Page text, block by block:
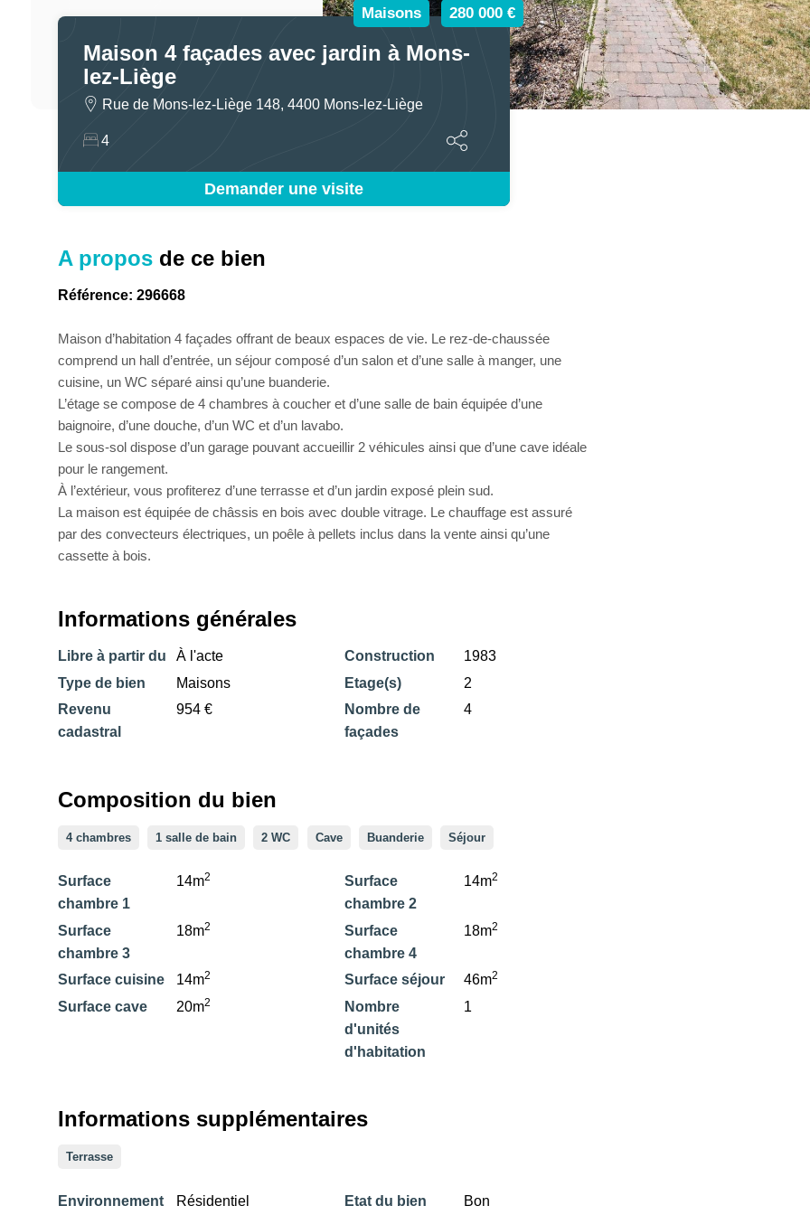
Maisons 280 000 €
Maison 4 façades avec jardin à Mons-
lez-Liège
Rue de Mons-lez-Liège 148, 4400 Mons-lez-Liège
4
Demander une visite
A proposde ce bien
Référence: 296668
Maison d’habitation 4 façades offrant de beaux espaces de vie. Le rez-de-chaussée
comprend un hall d’entrée, un séjour composé d’un salon et d’une salle à manger, une
cuisine, un WC séparé ainsi qu’une buanderie.
L’étage se compose de 4 chambres à coucher et d’une salle de bain équipée d’une
baignoire, d’une douche, d’un WC et d’un lavabo.
Le sous-sol dispose d’un garage pouvant accueillir 2 véhicules ainsi que d’une cave idéale
pour le rangement.
À l’extérieur, vous profiterez d’une terrasse et d’un jardin exposé plein sud.
La maison est équipée de châssis en bois avec double vitrage. Le chauffage est assuré
par des convecteurs électriques, un poêle à pellets inclus dans la vente ainsi qu’une
cassette à bois.
Informations générales
Libre à partir du À l'acte Construction
1983
Type de bien
Maisons Etage(s)
2
Revenu
cadastral
954 €
Nombre de
façades
4
Composition du bien
4 chambres 1 salle de bain 2 WC Cave Buanderie Séjour
Surface
chambre 1
14m2
Surface
chambre 2
14m2
Surface
chambre 3
18m2
Surface
chambre 4
18m2
Surface cuisine 14m2 Surface séjour 46m2
Surface cave 20m2
Nombre
d'unités
d'habitation
1
Informations supplémentaires
Terrasse
Environnement Résidentiel Etat du bien Bon